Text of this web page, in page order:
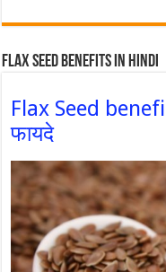
Flax Seed Benefits in hindi
Flax Seed
फायदे